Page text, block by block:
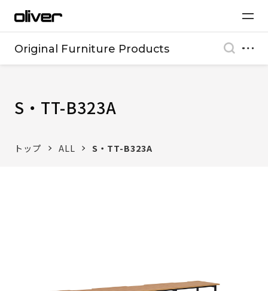
Original Furniture Products
S・TT-B323A
トップ ALL S・TT-B323A